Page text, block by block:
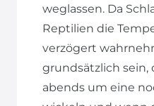
weglassen. Da
Reptilien die
verzögert
grundsätzlich sein,
abends um eine